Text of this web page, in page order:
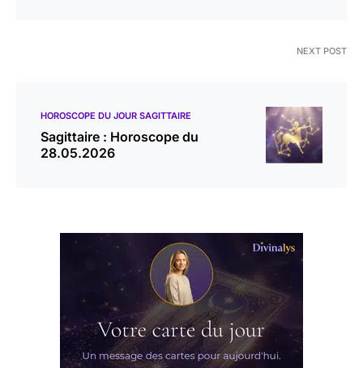
NEXT POST
HOROSCOPE DU JOUR SAGITTAIRE
Sagittaire : Horoscope du
28.05.2026